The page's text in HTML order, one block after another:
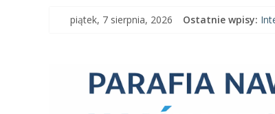
Skippiątek, 7 sierpnia, 2026 Ostatnie wpisy:
Parafia
Nawiedzenia